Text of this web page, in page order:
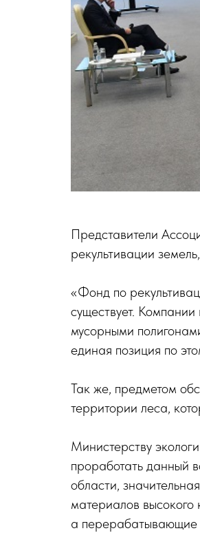
Представители
рекультивации
«Фонд по
существует.
мусорными
единая позиция по
Так же, предметом
территории леса,
Министерству
проработать данный
области,
материалов высокого
а перерабатывающие